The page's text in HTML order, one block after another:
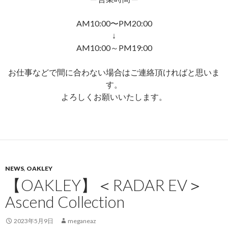
AM10:00〜PM20:00
↓
AM10:00～PM19:00
お仕事などで間に合わない場合はご連絡頂ければと思いま
す。
よろしくお願いいたします。
NEWS, OAKLEY
【OAKLEY】＜RADAR EV＞
Ascend Collection
2023年5月9日 meganeaz